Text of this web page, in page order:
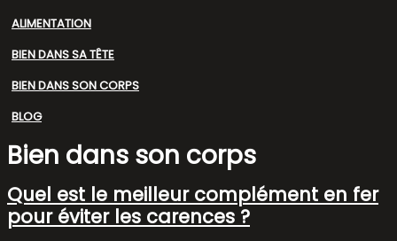
ALIMENTATION
BIEN DANS SA TÊTE
BIEN DANS SON CORPS
BLOG
Bien dans son corps
Quel est le meilleur complément en fer
pour éviter les carences ?